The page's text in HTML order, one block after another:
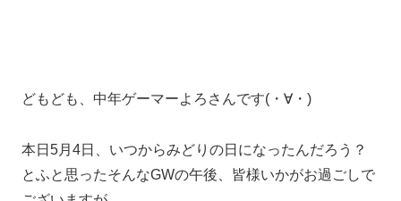
どもども、中年ゲーマーよろさんです(・∀・)
本日5月4日、いつからみどりの日になったんだろう？
とふと思ったそんなGWの午後、皆様いかがお過ごしで